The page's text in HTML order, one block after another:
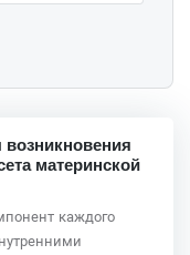
материнской
каждого